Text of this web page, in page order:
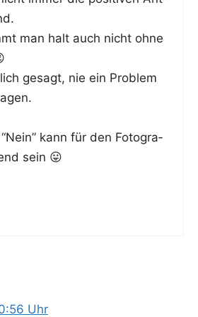
man halt auch nicht ohne
gesagt, nie ein Pro­blem
kann für den Foto­gra­
sein 😛
Uhr